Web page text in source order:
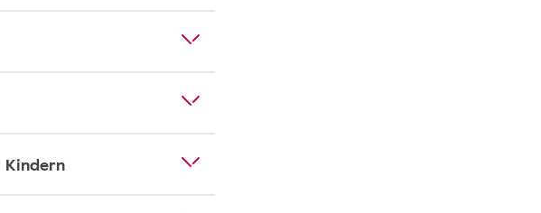
Kindern